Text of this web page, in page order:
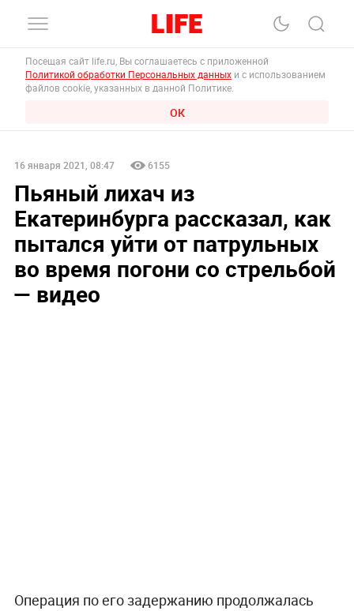
Посещая сайт life.ru, Вы соглашаетесь с приложенной
Политикой обработки Персональных данных и с использованием
файлов cookie, указанных в данной Политике.
ОК
16 января 2021, 08:47 6155
Пьяный лихач из
Екатеринбурга рассказал, как
пытался уйти от патрульных
во время погони со стрельбой
— видео
Операция по его задержанию продолжалась